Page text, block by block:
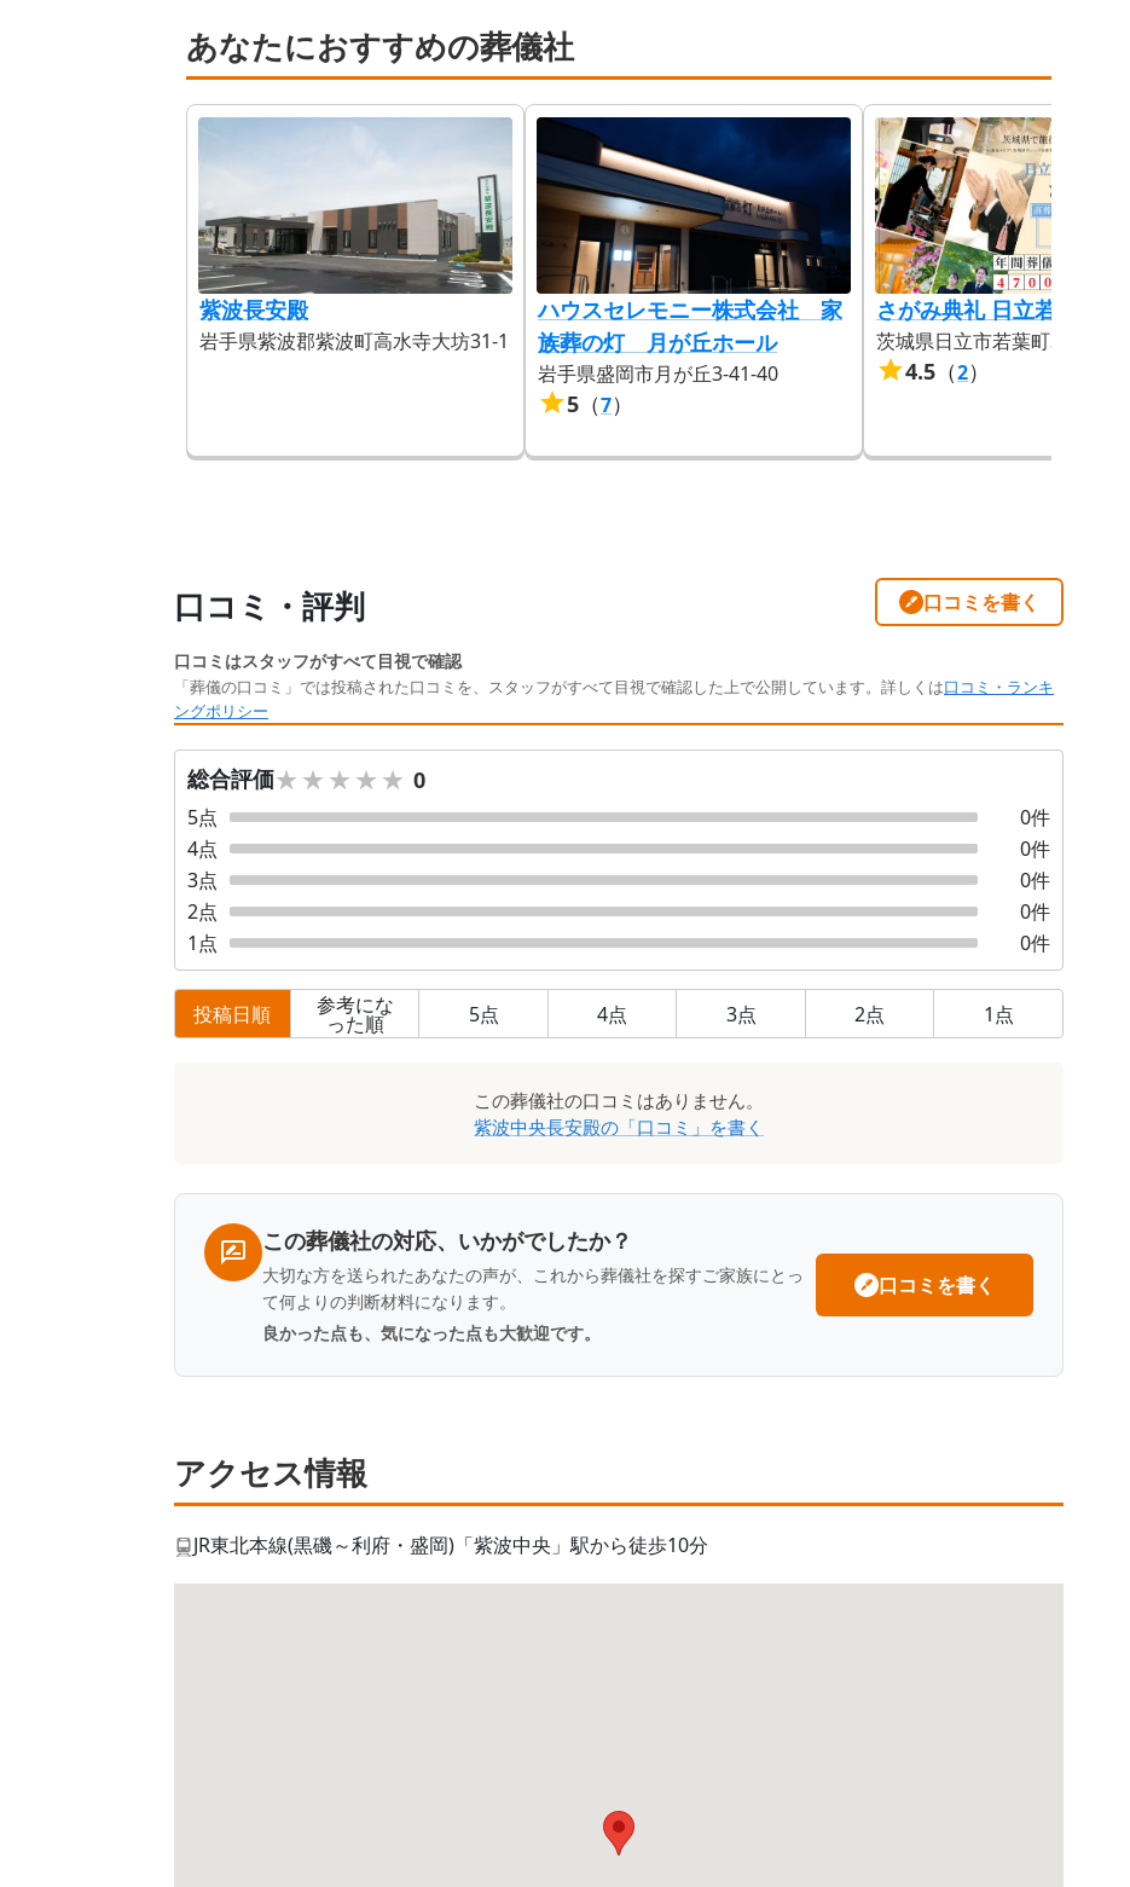
あなたにおすすめの葬儀社
紫波長安殿
岩手県紫波郡紫波町高水寺大坊31-1
ハウスセレモニー株式会社 家
族葬の灯 月が丘ホール
岩手県盛岡市月が丘3-41-40
5 （7）
さがみ典礼 日立若葉ホール
茨城県日立市若葉町3-3-7
4.5 （2）
口コミ・評判 口コミを書く
口コミはスタッフがすべて目視で確認
「葬儀の口コミ」では投稿された口コミを、スタッフがすべて目視で確認した上で公開しています。詳しくは口コミ・ランキ
ングポリシー
総合評価★★★★★
★★★★★ 0
5点 0件
4点 0件
3点 0件
2点 0件
1点 0件
投稿日順 参考にな
った順 5点 4点 3点 2点 1 点
この葬儀社の口コミはありません。
紫波中央長安殿の「口コミ」を書く
この葬儀社の対応、いかがでしたか？
大切な方を送られたあなたの声が、これから葬儀社を探すご家族にとっ
て何よりの判断材料になります。
良かった点も、気になった点も大歓迎です。
口コミを書く
アクセス情報
JR東北本線(黒磯～利府・盛岡)「紫波中央」駅から徒歩10分